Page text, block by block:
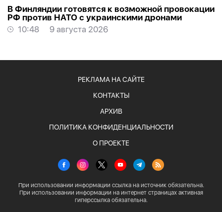
В Финляндии готовятся к возможной провокации
РФ против НАТО с украинскими дронами
10:48
9 августа 2026
РЕКЛАМА НА САЙТЕ
КОНТАКТЫ
АРХИВ
ПОЛИТИКА КОНФИДЕНЦИАЛЬНОСТИ
О ПРОЕКТЕ
При использовании информации ссылка на источник обязательна.
При использовании информации на интернет страницах активная
гиперссылка обязательна.